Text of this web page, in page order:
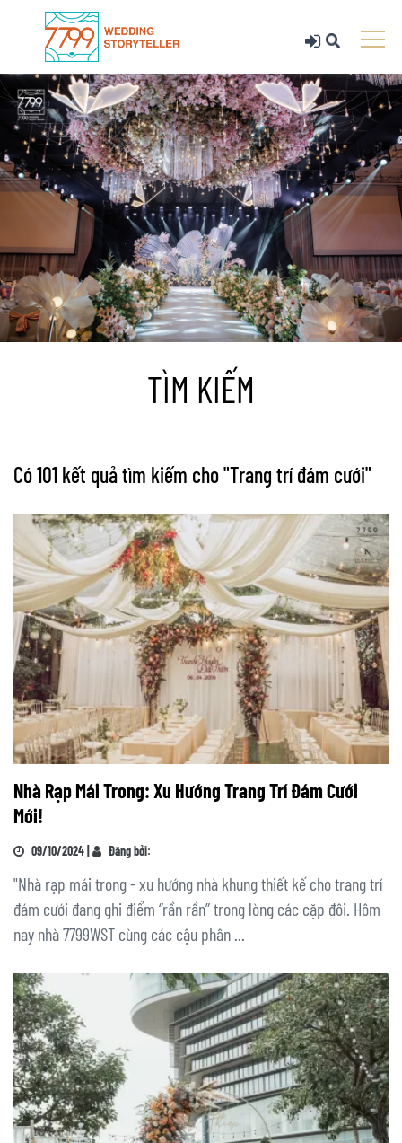
TÌM KIẾM
Có 101 kết quả tìm kiếm cho "Trang trí đám cưới"
Nhà Rạp Mái Trong: Xu Hướng Trang Trí Đám Cưới
Mới!
09/10/2024 | Đăng bởi:
"Nhà rạp mái trong - xu hướng nhà khung thiết kế cho trang trí
đám cưới đang ghi điểm “rần rần” trong lòng các cặp đôi. Hôm
nay nhà 7799WST cùng các cậu phân ...